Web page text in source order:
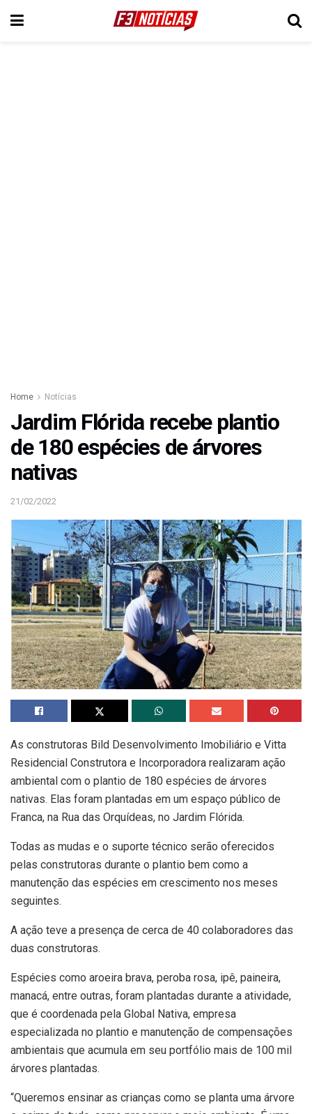
Home Notícias
Jardim Flórida recebe plantio
de 180 espécies de árvores
nativas
21/02/2022
As construtoras Bild Desenvolvimento Imobiliário e Vitta
Residencial Construtora e Incorporadora realizaram ação
ambiental com o plantio de 180 espécies de árvores
nativas. Elas foram plantadas em um espaço público de
Franca, na Rua das Orquídeas, no Jardim Flórida.
Todas as mudas e o suporte técnico serão oferecidos
pelas construtoras durante o plantio bem como a
manutenção das espécies em crescimento nos meses
seguintes.
A ação teve a presença de cerca de 40 colaboradores das
duas construtoras.
Espécies como aroeira brava, peroba rosa, ipê, paineira,
manacá, entre outras, foram plantadas durante a atividade,
que é coordenada pela Global Nativa, empresa
especializada no plantio e manutenção de compensações
ambientais que acumula em seu portfólio mais de 100 mil
árvores plantadas.
“Queremos ensinar as crianças como se planta uma árvore